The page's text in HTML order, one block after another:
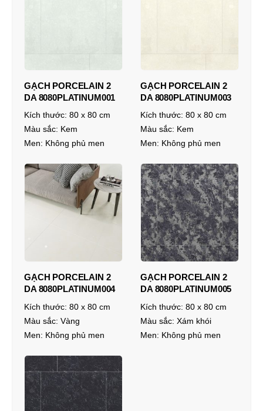
GẠCH PORCELAIN 2
DA 8080PLATINUM001
Kích thước: 80 x 80 cm
Màu sắc: Kem
Men: Không phủ men
GẠCH PORCELAIN 2
DA 8080PLATINUM003
Kích thước: 80 x 80 cm
Màu sắc: Kem
Men: Không phủ men
GẠCH PORCELAIN 2
DA 8080PLATINUM004
Kích thước: 80 x 80 cm
Màu sắc: Vàng
Men: Không phủ men
GẠCH PORCELAIN 2
DA 8080PLATINUM005
Kích thước: 80 x 80 cm
Màu sắc: Xám khói
Men: Không phủ men